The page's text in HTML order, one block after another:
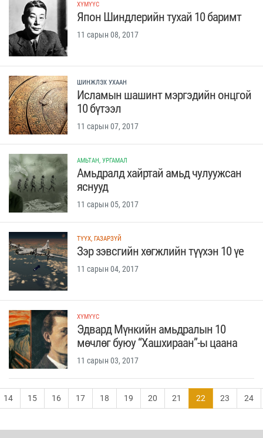
ХҮМҮҮС
Япон Шиндлерийн тухай 10 баримт
11 сарын 08, 2017
ШИНЖЛЭХ УХААН
Исламын шашинт мэргэдийн онцгой
10 бүтээл
11 сарын 07, 2017
АМЬТАН, УРГАМАЛ
Амьдралд хайртай амьд чулуужсан
яснууд
11 сарын 05, 2017
ТҮҮХ, ГАЗАРЗҮЙ
Зэр зэвсгийн хөгжлийн түүхэн 10 үе
11 сарын 04, 2017
ХҮМҮҮС
Эдвард Мүнкийн амьдралын 10
мөчлөг буюу “Хашхираан”-ы цаана
11 сарын 03, 2017
14 15 16 17 18 19 20 21 22 23 24